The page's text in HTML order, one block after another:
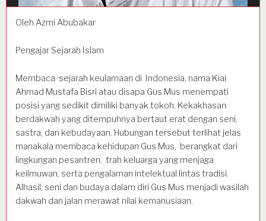
Oleh Azmi Abubakar
Pengajar Sejarah Islam
Membaca sejarah keulamaan di Indonesia, nama Kiai
Ahmad Mustafa Bisri atau disapa Gus Mus menempati
posisi yang sedikit dimiliki banyak tokoh. Kekakhasan
berdakwah yang ditempuhnya bertaut erat dengan seni,
sastra, dan kebudayaan. Hubungan tersebut terlihat jelas
manakala membaca kehidupan Gus Mus, berangkat dari
lingkungan pesantren, trah keluarga yang menjaga
keilmuwan, serta pengalaman intelektual lintas tradisi.
Alhasil, seni dan budaya dalam diri Gus Mus menjadi wasilah
dakwah dan jalan merawat nilai kemanusiaan.